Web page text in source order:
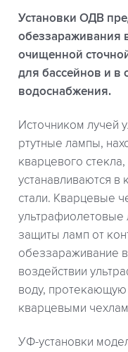
Установки ОДВ
обеззараживания
очищенной
для бассейнов и в
водоснабжения.
Источником лучей
ртутные лампы,
кварцевого
устанавливаются
стали. Кварцевые
ультрафиолетовые
защиты ламп от
обеззараживание
воздействии
воду,
кварцевыми
УФ-установки